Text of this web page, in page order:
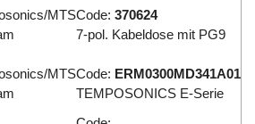
MTSCode: 370624
7-pol. Kabeldose mit PG9
MTSCode: ERM0300MD341A01
TEMPOSONICS E-Serie